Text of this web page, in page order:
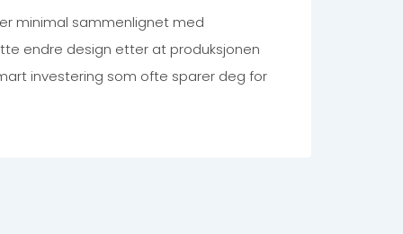
minimal sammenlignet med
endre design etter at produksjonen
investering som ofte sparer deg for